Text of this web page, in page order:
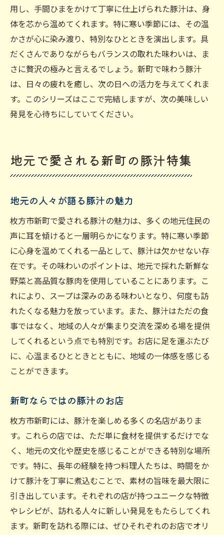
用し、手間ひまをかけて丁寧に仕上げられた豚汁は、身
体を芯から温めてくれます。特に寒い季節には、その温
かさが心に染み渡り、特別なひとときを演出します。具
だくさんでありながらもバランスの取れた味わいは、ま
さに贅沢の極みと言えるでしょう。新町で味わう豚汁
は、日々の疲れを癒し、次の日への活力を与えてくれま
す。このシリーズはここで完結しますが、次の美味しい
発見を心待ちにしていてください。
地元で愛される新町の豚汁特集
地元の人々が語る豚汁の魅力
枚方市新町で愛される豚汁の魅力は、多くの地元住民の
声に耳を傾けると一層明らかになります。特に寒い季節
に心身を温めてくれる一品として、豚汁は欠かせない存
在です。その味わいのポイントは、地元で採れた新鮮な
野菜と高品質な豚肉を使用していることにあります。こ
れにより、スープは深みのある味わいとなり、何度も訪
れたくなる魅力を放っています。また、豚汁はただの食
事ではなく、地域の人々が集まり交流を深める場を提供
してくれるという点でも特別です。お店に足を運ぶたび
に、心温まるひとときとともに、地域の一体感を感じる
ことができます。
新町ならではの豚汁のお店
枚方市新町には、豚汁を楽しめる多くの名店がありま
す。これらの店では、ただ単に食材を提供するだけでな
く、地元の文化や歴史を感じることができる特別な場所
です。特に、長年の経験を持つ料理人たちは、時間をか
けて豚汁を丁寧に煮込むことで、素材の旨味を最大限に
引き出しています。それぞれの店が持つユニークな特徴
やレシピが、訪れる人々に新しい発見をもたらしてくれ
ます。新町を訪れる際には、ぜひそれぞれのお店でオリ